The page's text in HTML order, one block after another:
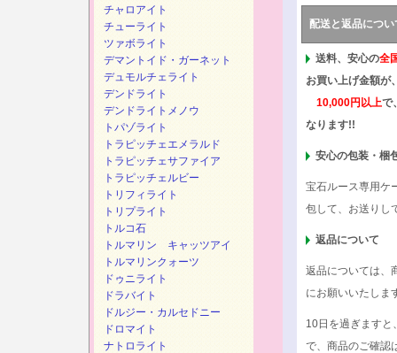
配送と返品につい
送料、安心の全
お買い上げ金額が
10,000円以上で
なります!!
安心の包装・梱
宝石ルース専用ケ
包して、お送りし
返品について
返品については、
にお願いいたしま
10日を過ぎますと
で、商品のご確認
チャロアイト
チューライト
ツァボライト
デマントイド・ガーネット
デュモルチェライト
デンドライト
デンドライトメノウ
トパゾライト
トラピッチェエメラルド
トラピッチェサファイア
トラピッチェルビー
トリフィライト
トリプライト
トルコ石
トルマリン キャッツアイ
トルマリンクォーツ
ドゥニライト
ドラバイト
ドルジー・カルセドニー
ドロマイト
ナトロライト